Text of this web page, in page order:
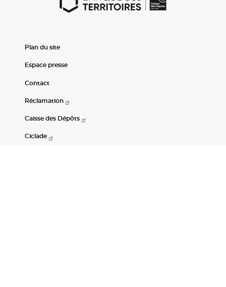
Plan du site
Espace presse
Contact
Réclamation
Caisse des Dépôts
Ciclade